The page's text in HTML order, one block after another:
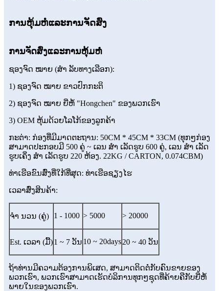
ການຫຸ້ມຫໍ່ແລະການຈັດສົ່ງ
ການຈັດສົ່ງແລະການຫຸ້ມຫໍ່
ຊອງຈົດ ໝາຍ (ສຳ ລັບທາງເລືອກ):
1) ຊອງຈົດ ໝາຍ ຂາວປົກກະຕິ
2) ຊອງຈົດ ໝາຍ ຍີ່ຫໍ້ "Hongchen" ຂອງພວກເຮົາ
3) OEM ຫຸ້ມດ້ວຍໂລໂກ້ຂອງລູກຄ້າ
ກະຕ່າ: ກ່ອງທີ່ມີມາດຕະຖານ: 50CM * 45CM * 33CM (ທຸກໆກ່ອງ
ສາມາດປະກອບມີ 500 ຄູ່ ~ ເລນ ສຳ ເລັດຮູບ 600 ຄູ່, ເລນ ສຳ ເລັດ
ຮູບເຄິ່ງ ສຳ ເລັດຮູບ 220 ຫ້ອງ. 22KG / CARTON, 0.074CBM)
ທ່າເຮືອຂົນສົ່ງທີ່ໃກ້ທີ່ສຸດ: ທ່າເຮືອຊຽງໄຮ
ເວລາສົ່ງສິນຄ້າ:
ຈຳ ນວນ (ຄູ່) 1 - 1000 > 5000 > 20000
Est. ເວລາ (ມື້)1 ~ 7 ວັນ 10 ~ 20days20 ~ 40 ວັນ
ຖ້າທ່ານມີຄວາມຕ້ອງການພິເສດ, ສາມາດຕິດຕໍ່ກັບຄົນຂາຍຂອງ
ພວກເຮົາ, ພວກເຮົາສາມາດເຮັດບໍລິການທຸກໆຊຸດທີ່ຄ້າຍຄືກັບຍີ່ຫໍ້
ພາຍໃນຂອງພວກເຮົາ.